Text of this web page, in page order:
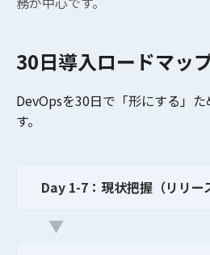
30日導入ロードマッ
DevOpsを30日で「形にする」
す。
Day 1-7：現状把握（リリー
▼